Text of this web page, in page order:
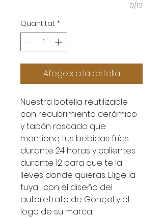
0/12
Quantitat *
Afegeix a la cistella
Nuestra botella reutilizable
con recubrimiento cerámico
y tapón roscado que
mantiene tus bebidas frías
durante 24 horas y calientes
durante 12 para que te la
lleves donde quieras. Elige la
tuya , con el diseño del
autoretrato de Gonçal y el
logo de su marca.